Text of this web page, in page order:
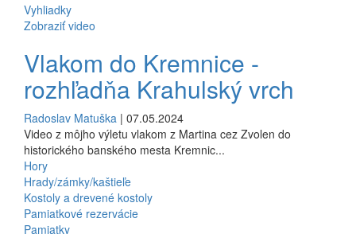
Vyhliadky
Zobraziť video
Vlakom do Kremnice -
rozhľadňa Krahulský vrch
Radoslav Matuška | 07.05.2024
Video z môjho výletu vlakom z Martina cez Zvolen do
historického banského mesta Kremnic...
Hory
Hrady/zámky/kaštieľe
Kostoly a drevené kostoly
Pamiatkové rezervácie
Pamiatky